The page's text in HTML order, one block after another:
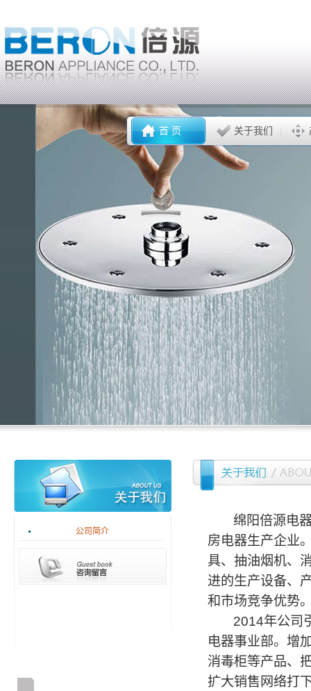
首 页 关于我们
公司简介
绵阳倍源电
房电器生产企业
具、抽油烟机、
进的生产设备、
和市场竞争优势
2014年公司
电器事业部。增
消毒柜等产品、
扩大销售网络打